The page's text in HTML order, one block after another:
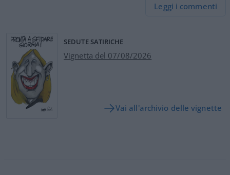
Leggi i commenti
SEDUTE SATIRICHE
Vignetta del 07/08/2026
Vai all'archivio delle vignette